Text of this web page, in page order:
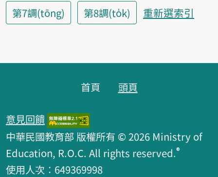
第7調(tōng)
第8調(to̍k) 重新選索引
首頁 頭頁
意見回饋
中華民國教育部 版權所有 © 2026 Ministry of
Education, R.O.C. All rights reserved.®
使用人次：649369998